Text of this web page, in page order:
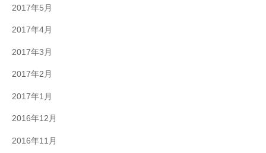
2017年5月
2017年4月
2017年3月
2017年2月
2017年1月
2016年12月
2016年11月